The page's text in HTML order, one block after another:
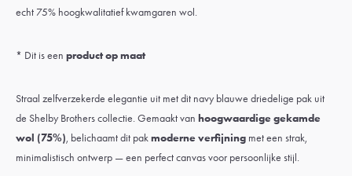
echt 75% hoogkwalitatief kwamgaren wol.
* Dit is een product op maat
Straal zelfverzekerde elegantie uit met dit navy blauwe driedelige pak uit
de Shelby Brothers collectie. Gemaakt van hoogwaardige gekamde
wol (75%), belichaamt dit pakmoderne verfijning met een strak,
minimalistisch ontwerp — een perfect canvas voor persoonlijke stijl.